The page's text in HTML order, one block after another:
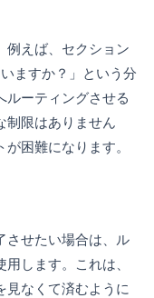
例えば、セクション
ますか？」という分
ルーティングさせる
制限はありません
困難になります。
させたい場合は、ル
します。これは、
見なくて済むように